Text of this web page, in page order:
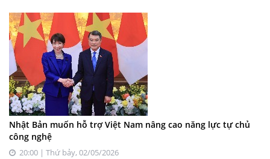
Nhật Bản muốn hỗ trợ Việt Nam nâng cao năng lực tự chủ
công nghệ
20:00 | Thứ bảy, 02/05/2026